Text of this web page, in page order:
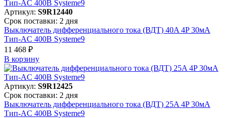
Артикул: S9R12440
Срок поставки: 2 дня
Выключатель дифференциального тока (ВДТ) 40A 4P 30мА
Тип-AC 400В Systeme9
11 468 ₽
В корзинy
Артикул: S9R12425
Срок поставки: 2 дня
Выключатель дифференциального тока (ВДТ) 25A 4P 30мА
Тип-AC 400В Systeme9